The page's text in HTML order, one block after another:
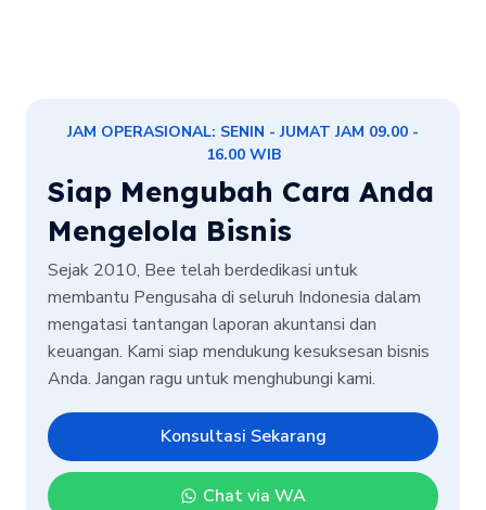
JAM OPERASIONAL: SENIN - JUMAT JAM 09.00 -
16.00 WIB
Siap Mengubah Cara Anda
Mengelola Bisnis
Sejak 2010, Bee telah berdedikasi untuk
membantu Pengusaha di seluruh Indonesia dalam
mengatasi tantangan laporan akuntansi dan
keuangan. Kami siap mendukung kesuksesan bisnis
Anda. Jangan ragu untuk menghubungi kami.
Konsultasi Sekarang
Chat via WA